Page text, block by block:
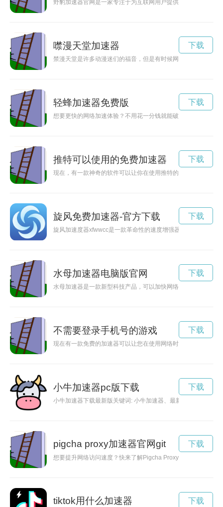
野豹加速器官网是一家专注于为互联网用户提供高性能加速服
噤漫天堂加速器
禁漫天堂是许多动漫迷们的福音，但是有时候网速不稳定会影
下载
轻蜂加速器免费版
想要更快的网络加速体验？不用花一分钱就能破解轻蜂加速器，
下载
推特可以使用的免费加速器
现在，有一款神奇的软件可以让你在使用推特的时候加速，让
下载
旋风免费加速器-官方下载
旋风加速度器xfwwcc是一款革命性的速度增强器，能够让用户
下载
水母加速器电脑版官网
水母加速器是一款新型科技产品，可以加快网络连接速度，但是
下载
不需要登录手机号的游戏
现在有一款免费的加速器可以让您在使用网络时更为流畅，并
下载
小牛加速器pc版下载
小牛加速器下载最新版关键词: 小牛加速器、最新版、下载、网
下载
pigcha proxy加速器官网git
想要提升网络访问速度？快来了解Pigcha Proxy加速器官网，
下载
tiktok用什么加速器 下载